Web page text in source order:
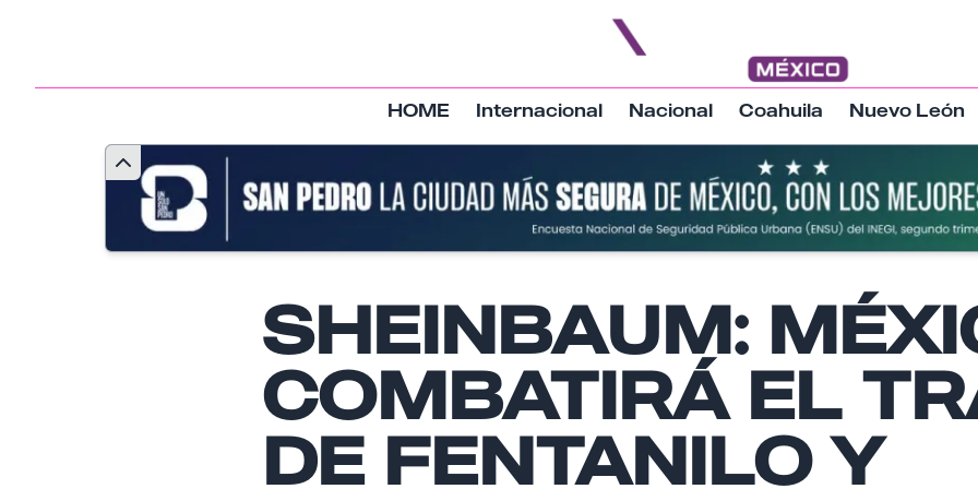
HOME Internacional Nacional Coahuila Nuevo León
SHEINBAUM:
COMBATIRÁ EL
DE FENTANILO Y
Nombre
Email